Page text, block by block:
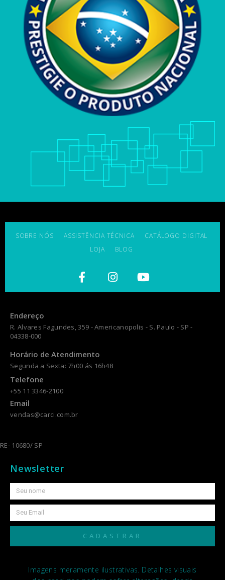
SOBRE NÓS ASSISTÊNCIA TÉCNICA
CATÁLOGO DIGITAL
LOJA
BLOG
Endereço
R. Alvares Fagundes, 359 - Americanopolis - S. Paulo - SP -
04338-000
Horário de Atendimento
Segunda a Sexta: 7h00 ás 16h48
Telefone
+55 11 3346-2100
Email
vendas@carci.com.br
RE- 10680/ SP
Newsletter
CADASTRAR
Imagens meramente ilustrativas. Detalhes visuais